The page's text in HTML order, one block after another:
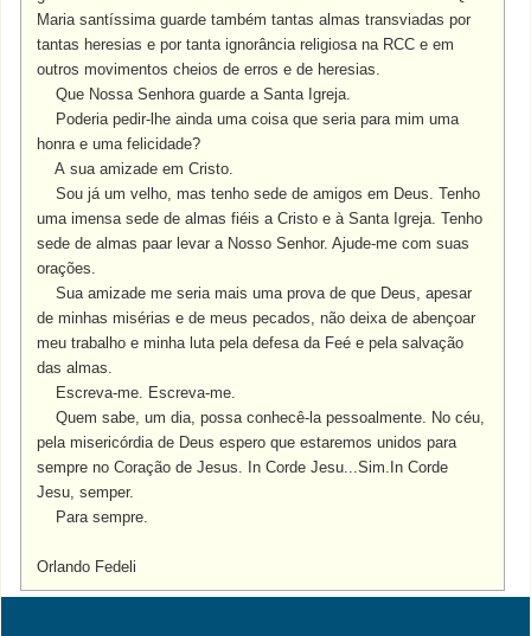
Maria santíssima guarde também tantas almas transviadas por
tantas heresias e por tanta ignorância religiosa na RCC e em
outros movimentos cheios de erros e de heresias.
Que Nossa Senhora guarde a Santa Igreja.
Poderia pedir-lhe ainda uma coisa que seria para mim uma
honra e uma felicidade?
A sua amizade em Cristo.
Sou já um velho, mas tenho sede de amigos em Deus. Tenho
uma imensa sede de almas fiéis a Cristo e à Santa Igreja. Tenho
sede de almas paar levar a Nosso Senhor. Ajude-me com suas
orações.
Sua amizade me seria mais uma prova de que Deus, apesar
de minhas misérias e de meus pecados, não deixa de abençoar
meu trabalho e minha luta pela defesa da Feé e pela salvação
das almas.
Escreva-me. Escreva-me.
Quem sabe, um dia, possa conhecê-la pessoalmente. No céu,
pela misericórdia de Deus espero que estaremos unidos para
sempre no Coração de Jesus. In Corde Jesu...Sim. In Corde
Jesu, semper.
Para sempre.
Orlando Fedeli